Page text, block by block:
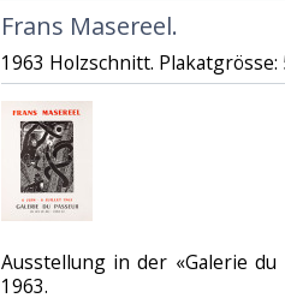
‎Frans Masereel.‎
‎1963 Holzschnitt. Plakatgrösse:
‎Ausstellung in der «Galerie du
1963.‎